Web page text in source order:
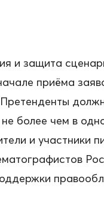
и защита
приёма
более чем в
и участники